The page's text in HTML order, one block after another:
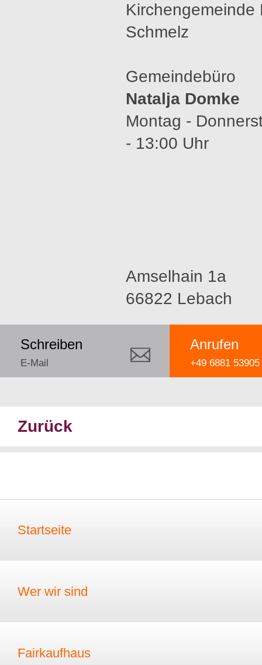
Kirchengemeinde
Schmelz
Gemeindebüro
Natalja Domke
Montag -
- 13:00 Uhr
Amselhain 1a
66822 Lebach
Anrufen
+49 6881 53905
Schreiben
E-Mail
Zurück
Startseite
Wer wir sind
Fairkaufhaus